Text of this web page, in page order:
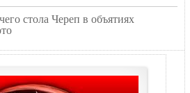
стола Череп в объятиях